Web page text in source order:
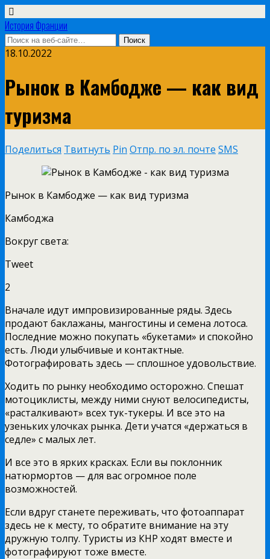
История Франции
18.10.2022
Рынок в Камбодже — как вид
туризма
Поделиться Твитнуть Pin Отпр. по эл. почте SMS
Рынок в Камбодже — как вид туризма
Камбоджа
Вокругсвета:
Tweet
2
Вначале идут импровизированные ряды. Здесь
продают баклажаны, мангостины и семена лотоса.
Последние можно покупать «букетами» и спокойно
есть. Люди улыбчивые и контактные.
Фотографировать здесь — сплошное удовольствие.
Ходить по рынку необходимо осторожно. Спешат
мотоциклисты, между ними снуют велосипедисты,
«расталкивают» всех тук-тукеры. И все это на
узеньких улочках рынка. Дети учатся «держаться в
седле» с малых лет.
И все это в ярких красках. Если вы поклонник
натюрмортов — для вас огромное поле
возможностей.
Если вдруг станете переживать, что фотоаппарат
здесь не к месту, то обратите внимание на эту
дружную толпу. Туристы из КНР ходят вместе и
фотографируют тоже вместе.